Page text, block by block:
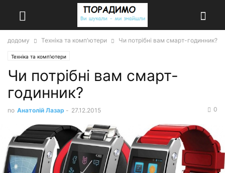
додому Техніка та комп'ютери Чи потрібні вам смарт-годинник?
Техніка та комп'ютери
Чи потрібні вам смарт-
годинник?
по Анатолій Лазар - 27.12.2015 0